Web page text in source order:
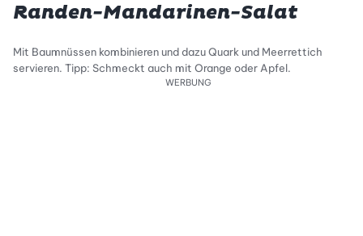
Randen-Mandarinen-Salat
Mit Baumnüssen kombinieren und dazu Quark und Meerrettich
servieren. Tipp: Schmeckt auch mit Orange oder Apfel.
WERBUNG